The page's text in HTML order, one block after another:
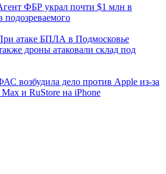
ФБР украл почти $1 млн в
подозреваемого
атаке БПЛА в Подмосковье
дроны атаковали склад под
возбудила дело против Apple из-за
Max и RuStore на iPhone